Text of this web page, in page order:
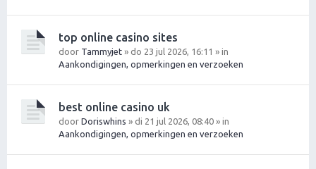
top online casino sites
door Tammyjet » do 23 jul 2026, 16:11 » in
Aankondigingen, opmerkingen en verzoeken
best online casino uk
door Doriswhins » di 21 jul 2026, 08:40 » in
Aankondigingen, opmerkingen en verzoeken